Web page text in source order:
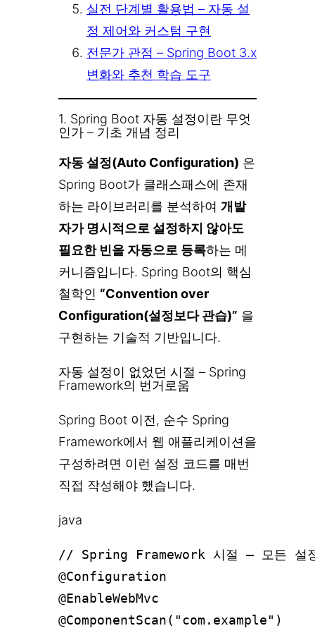
실전 단계별 활용법 – 자동 설
정 제어와 커스텀 구현
전문가 관점 – Spring Boot 3.x
변화와 추천 학습 도구
1. Spring Boot 자동 설정이란 무엇
인가 – 기초 개념 정리
자동 설정(Auto Configuration) 은
Spring Boot가 클래스패스에 존재
하는 라이브러리를 분석하여 개발
자가 명시적으로 설정하지 않아도
필요한 빈을 자동으로 등록하는 메
커니즘입니다. Spring Boot의 핵심
철학인 “Convention over
Configuration(설정보다 관습)” 을
구현하는 기술적 기반입니다.
자동 설정이 없었던 시절 – Spring
Framework의 번거로움
Spring Boot 이전, 순수 Spring
Framework에서 웹 애플리케이션을
구성하려면 이런 설정 코드를 매번
직접 작성해야 했습니다.
java
// Spring Framework 시절 – 모든 설
@Configuration
@EnableWebMvc
@ComponentScan("com.example")